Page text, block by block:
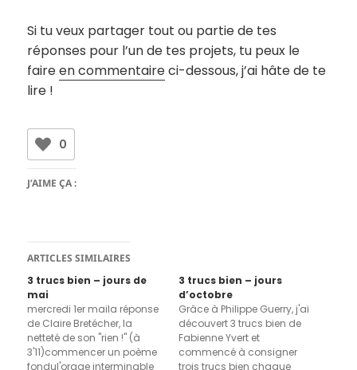
Si tu veux partager tout ou partie de tes
réponses pour l’un de tes projets, tu peux le
faireen commentaireci-dessous, j’ai hâte de te
lire !
0
J’AIME ÇA :
ARTICLES SIMILAIRES
3 trucs bien – jours de
mai
mercredi 1er maila réponse
de Claire Bretécher, la
netteté de son "rien !" (à
3'11)commencer un poème
fondul'orage interminable
3 trucs bien – jours
d’octobre
Grâce à Philippe Guerry, j'ai
découvert 3 trucs bien de
Fabienne Yvert et
commencé à consigner
trois trucs bien chaque